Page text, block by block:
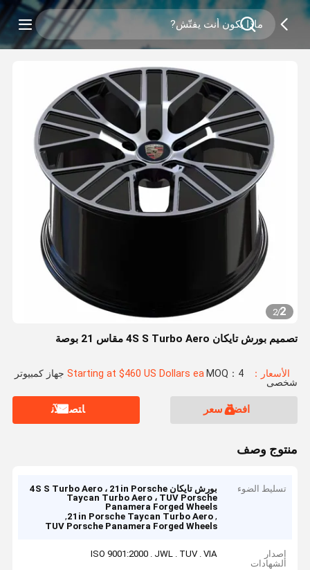
2
/
2
تصميم بورش تايكان 4S S Turbo Aero مقاس 21 بوصة
الأسعار：Starting at $460 US Dollars ea MOQ：4 جهاز كمبيوتر
شخصى
افضل سعر ﺎﺘﺼﻟ ﺍﻶﻧ
منتوج وصف
تسليط الضوء
بورش تايكان 4S S Turbo Aero ، 21in Porsche
Taycan Turbo Aero ، TUV Porsche
Panamera Forged Wheels
,
21in Porsche Taycan Turbo Aero
,
TUV Porsche Panamera Forged Wheels
إصدار
الشهادات
ISO 9001:2000 . JWL . TUV . VIA